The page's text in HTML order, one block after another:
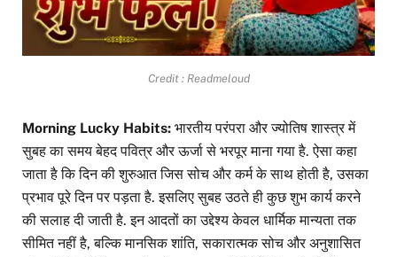
Credit : Readmeloud
Morning Lucky Habits: भारतीय परंपरा और ज्योतिष शास्त्र में
सुबह का समय बेहद पवित्र और ऊर्जा से भरपूर माना गया है. ऐसा कहा
जाता है कि दिन की शुरुआत जिस सोच और कर्म के साथ होती है, उसका
प्रभाव पूरे दिन पर पड़ता है. इसलिए सुबह उठते ही कुछ शुभ कार्य करने
की सलाह दी जाती है. इन आदतों का उद्देश्य केवल धार्मिक मान्यता तक
सीमित नहीं है, बल्कि मानसिक शांति, सकारात्मक सोच और अनुशासित